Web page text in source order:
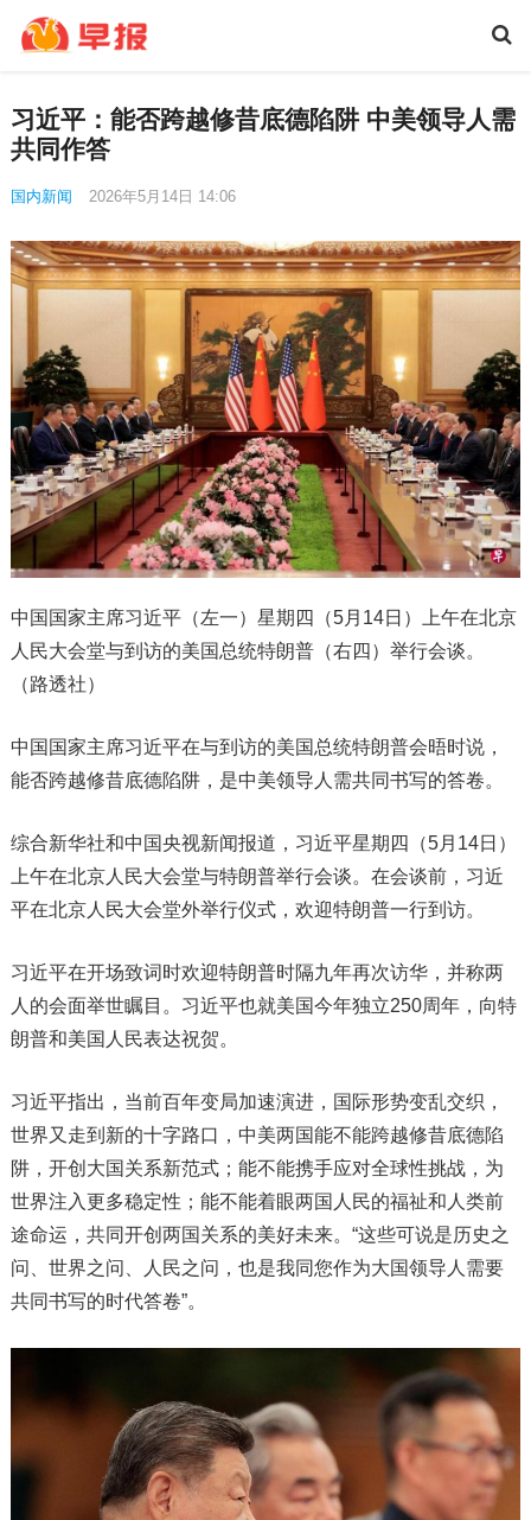
习近平：能否跨越修昔底德陷阱 中美领导人需
共同作答
国内新闻 2026年5月14日 14:06
中国国家主席习近平（左一）星期四（5月14日）上午在北京
人民大会堂与到访的美国总统特朗普（右四）举行会谈。
（路透社）
中国国家主席习近平在与到访的美国总统特朗普会晤时说，
能否跨越修昔底德陷阱，是中美领导人需共同书写的答卷。
综合新华社和中国央视新闻报道，习近平星期四（5月14日）
上午在北京人民大会堂与特朗普举行会谈。在会谈前，习近
平在北京人民大会堂外举行仪式，欢迎特朗普一行到访。
习近平在开场致词时欢迎特朗普时隔九年再次访华，并称两
人的会面举世瞩目。习近平也就美国今年独立250周年，向特
朗普和美国人民表达祝贺。
习近平指出，当前百年变局加速演进，国际形势变乱交织，
世界又走到新的十字路口，中美两国能不能跨越修昔底德陷
阱，开创大国关系新范式；能不能携手应对全球性挑战，为
世界注入更多稳定性；能不能着眼两国人民的福祉和人类前
途命运，共同开创两国关系的美好未来。“这些可说是历史之
问、世界之问、人民之问，也是我同您作为大国领导人需要
共同书写的时代答卷”。